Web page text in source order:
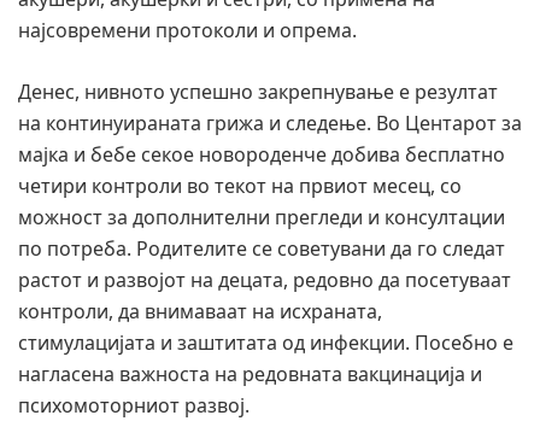
најсовремени протоколи и опрема.
Денес, нивното успешно закрепнување е резултат
на континуираната грижа и следење. Во Центарот за
мајка и бебе секое новороденче добива бесплатно
четири контроли во текот на првиот месец, со
можност за дополнителни прегледи и консултации
по потреба. Родителите се советувани да го следат
растот и развојот на децата, редовно да посетуваат
контроли, да внимаваат на исхраната,
стимулацијата и заштитата од инфекции. Посебно е
нагласена важноста на редовната вакцинација и
психомоторниот развој.